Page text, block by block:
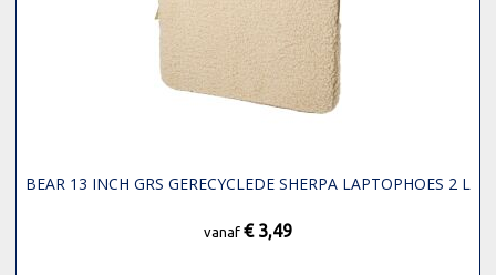
BEAR 13 INCH GRS GERECYCLEDE SHERPA LAPTOPHOES 2 L
vanaf € 3,49